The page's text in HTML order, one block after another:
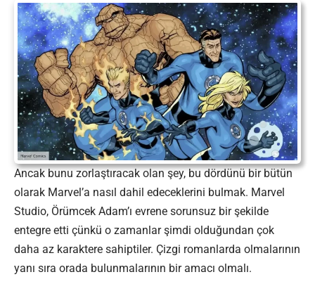
Ancak bunu zorlaştıracak olan şey, bu dördünü bir bütün
olarak Marvel’a nasıl dahil edeceklerini bulmak. Marvel
Studio, Örümcek Adam’ı evrene sorunsuz bir şekilde
entegre etti çünkü o zamanlar şimdi olduğundan çok
daha az karaktere sahiptiler. Çizgi romanlarda olmalarının
yanı sıra orada bulunmalarının bir amacı olmalı.